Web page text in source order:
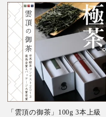
「雲頂の御茶」100g 3本上級